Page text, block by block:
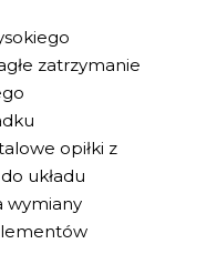
zatrzymanie
opiłki z
układu
wymiany